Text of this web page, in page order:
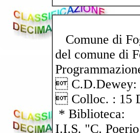
Comune di
del comune di
 C.D.Dewey:
 Colloc. : 15
* Biblioteca:
I.I.S. "C.